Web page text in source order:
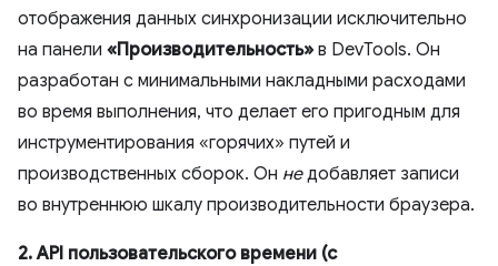
отображения данных синхронизации исключительно
на панели «Производительность» в DevTools. Он
разработан с минимальными накладными расходами
во время выполнения, что делает его пригодным для
инструментирования «горячих» путей и
производственных сборок. Он недобавляет записи
во внутреннюю шкалу производительности браузера.
2. API пользовательского времени (с